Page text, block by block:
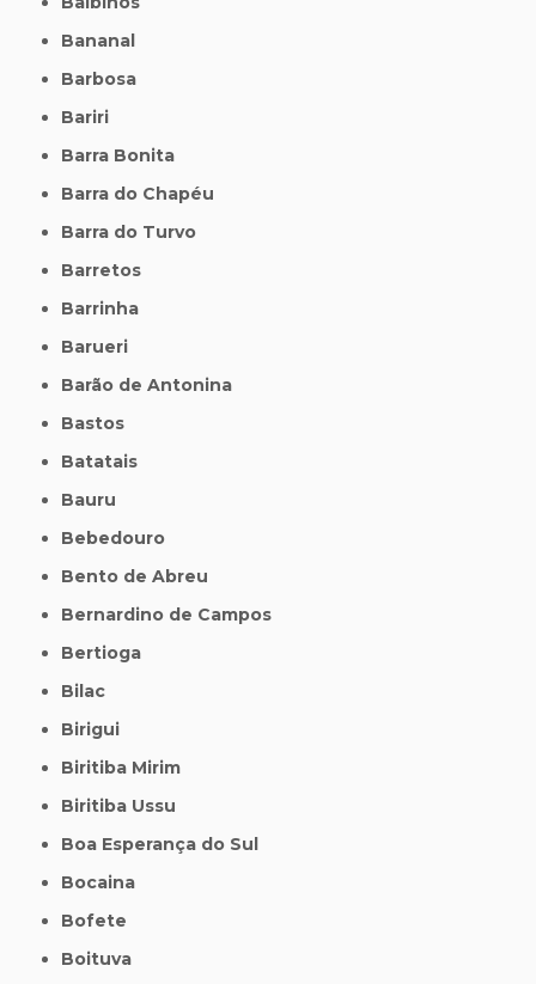
Bananal
Barbosa
Bariri
Barra Bonita
Barra do Chapéu
Barra do Turvo
Barretos
Barrinha
Barueri
Barão de Antonina
Bastos
Batatais
Bauru
Bebedouro
Bento de Abreu
Bernardino de Campos
Bertioga
Bilac
Birigui
Biritiba Mirim
Biritiba Ussu
Boa Esperança do Sul
Bocaina
Bofete
Boituva